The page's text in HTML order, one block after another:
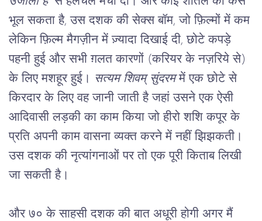
भूल सकता है, उस दशक की सेक्स बॉम, जो फ़िल्मों में कम
लेकिन फ़िल्म मैगज़ीन में ज़्यादा दिखाई दी, छोटे कपड़े
पहनी हुई और सभी ग़लत कारणों (करियर के नज़रिये से)
के लिए मशहूर हुई। सत्यम शिवम् सुंदरम में एक छोटे से
किरदार के लिए वह जानी जाती है जहां उसने एक ऐसी
आदिवासी लड़की का काम किया जो हीरो शशि कपूर के
प्रति अपनी काम वासना व्यक्त करने में नहीं झिझकती।
उस दशक की नृत्यांगनाओं पर तो एक पूरी किताब लिखी
जा सकती है।
और ७० के साहसी दशक की बात अधूरी होगी अगर मैं